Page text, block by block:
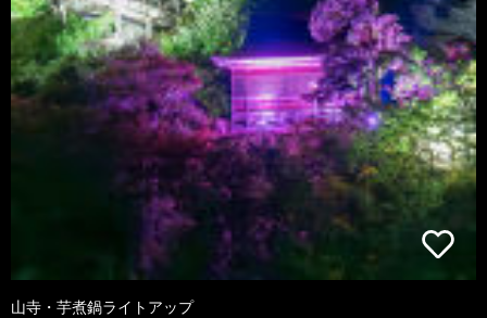
山寺・芋煮鍋ライトアップ